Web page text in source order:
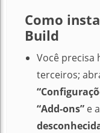
Como
Build
Você precisa
terceiros;
“Add-ons” e